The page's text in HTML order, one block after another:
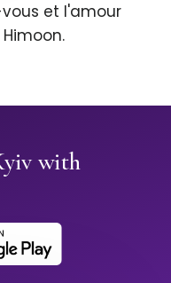
et l'amour
with